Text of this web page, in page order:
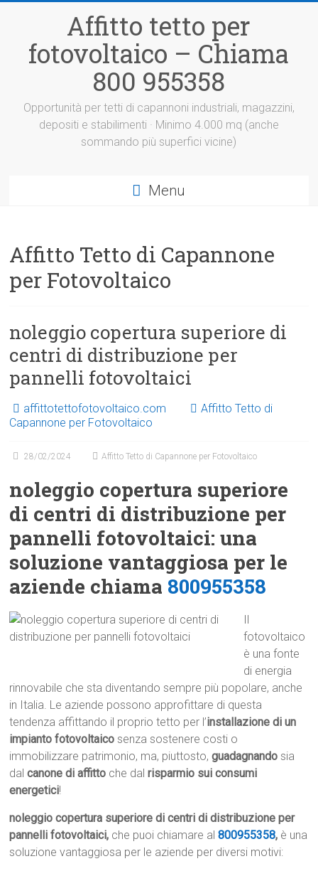
Affitto tetto per
fotovoltaico – Chiama
800 955358
Opportunità per tetti di capannoni industriali, magazzini,
depositi e stabilimenti · Minimo 4.000 mq (anche
sommando più superfici vicine)
Menu
Affitto Tetto di Capannone
per Fotovoltaico
noleggio copertura superiore di
centri di distribuzione per
pannelli fotovoltaici
affittotettofotovoltaico.com
Affitto Tetto di
Capannone per Fotovoltaico
28/02/2024 Affitto Tetto di Capannone per Fotovoltaico
noleggio copertura superiore
di centri di distribuzione per
pannelli fotovoltaici: una
soluzione vantaggiosa per le
aziende chiama 800955358
Il
fotovoltaico
è una fonte
di energia
rinnovabile che sta diventando sempre più popolare, anche
in Italia. Le aziende possono approfittare di questa
tendenza affittando il proprio tetto per l’installazione di un
impianto fotovoltaico senza sostenere costi o
immobilizzare patrimonio, ma, piuttosto,guadagnando sia
dalcanone di affitto che dalrisparmio sui consumi
energetici!
noleggio copertura superiore di centri di distribuzione per
pannelli fotovoltaici, che puoi chiamare al800955358, è una
soluzione vantaggiosa per le aziende per diversi motivi: